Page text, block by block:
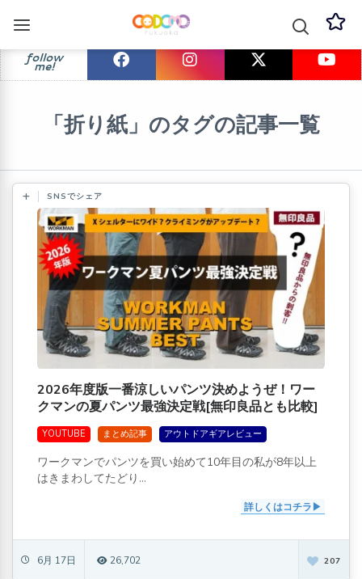
follow
me!
「折り紙」のタグの記事一覧
SNSでシェア
2026年度版一番涼しいパンツ決めようぜ！ワー
クマンの夏パンツ最強決定戦[無印良品とも比較]
YOUTUBE まとめ記事 アウトドアギアレビュー
ワークマンでパンツを買い始めて10年目の私が8年以上
はきまわしてたどり...
詳しくはコチラ
6月 17日 26,702 207